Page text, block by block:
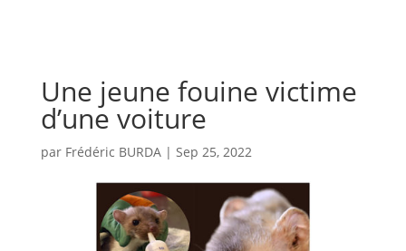
Une jeune fouine victime
d’une voiture
par Frédéric BURDA| Sep 25, 2022